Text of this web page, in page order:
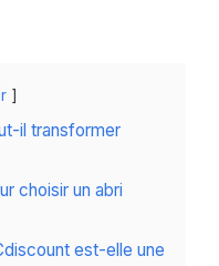
il transformer
choisir un abri
est-elle une